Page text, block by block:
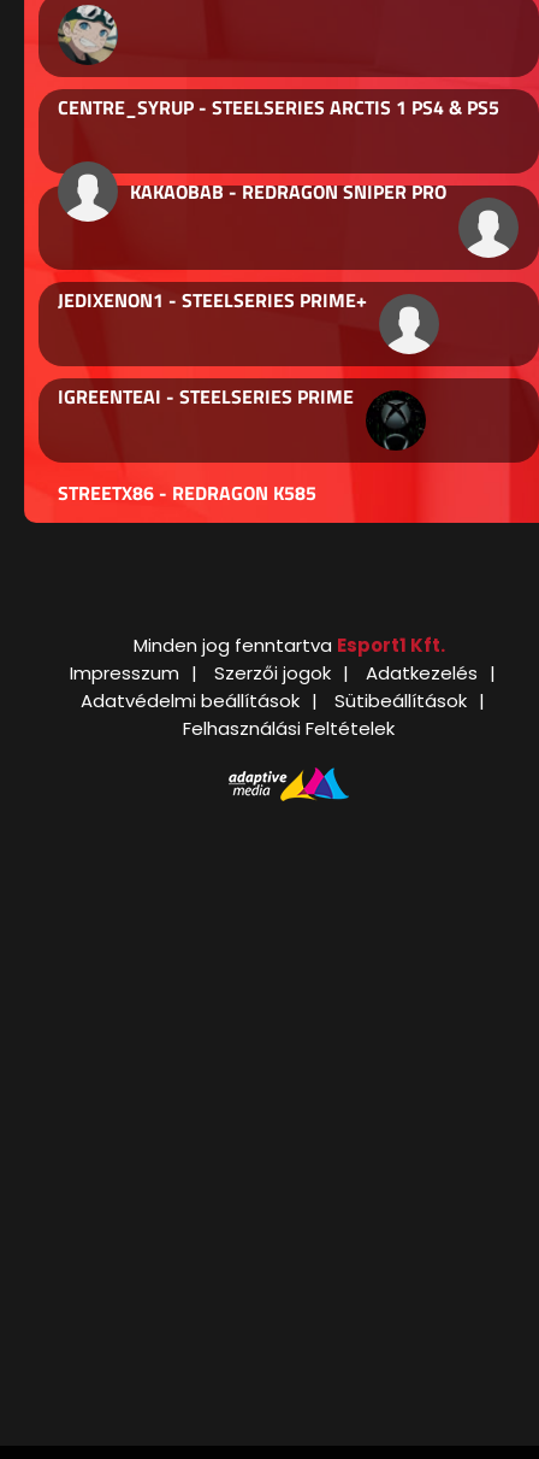
CENTRE_SYRUP - STEELSERIES ARCTIS 1 PS4 & PS5
KAKAOBAB - REDRAGON SNIPER PRO
JEDIXENON1 - STEELSERIES PRIME+
IGREENTEAI - STEELSERIES PRIME
STREETX86 - REDRAGON K585
Minden jog fenntartva Esport1 Kft.
Impresszum
Szerzői jogok
Adatkezelés
Adatvédelmi beállítások
Sütibeállítások
Felhasználási Feltételek